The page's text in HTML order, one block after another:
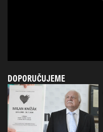
DOPORUČUJEME